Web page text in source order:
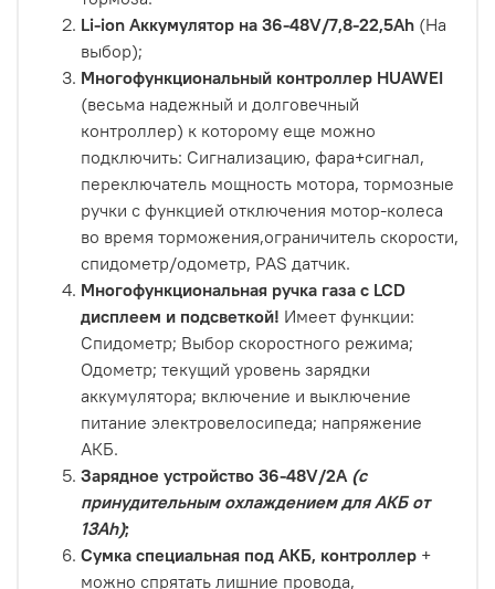
Li-ion Аккумулятор на 36-48V/7,8-22,5Ah (На
выбор);
Многофункциональный контроллер HUAWEI
(весьма надежный и долговечный
контроллер) к которому еще можно
подключить: Сигнализацию, фара+сигнал,
переключатель мощность мотора, тормозные
ручки с функцией отключения мотор-колеса
во время торможения,ограничитель скорости,
спидометр/одометр, PAS датчик.
Многофункциональная ручка газа с LCD
дисплеем и подсветкой! Имеет функции:
Спидометр; Выбор скоростного режима;
Одометр; текущий уровень зарядки
аккумулятора; включение и выключение
питание электровелосипеда; напряжение
АКБ.
Зарядное устройство 36-48V/2A (с
принудительным охлаждением для АКБ от
13Ah);
Сумка специальная под АКБ, контроллер +
можно спрятать лишние провода,